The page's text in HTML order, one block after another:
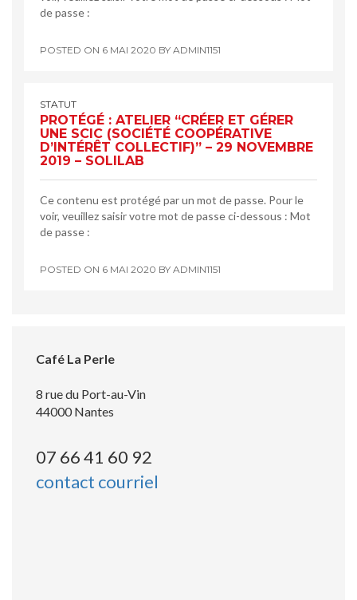
de passe :
POSTED ON 6 MAI 2020 BY ADMIN1151
STATUT
PROTÉGÉ : ATELIER “CRÉER ET GÉRER
UNE SCIC (SOCIÉTÉ COOPÉRATIVE
D’INTÉRÊT COLLECTIF)” – 29 NOVEMBRE
2019 – SOLILAB
Ce contenu est protégé par un mot de passe. Pour le
voir, veuillez saisir votre mot de passe ci-dessous : Mot
de passe :
POSTED ON 6 MAI 2020 BY ADMIN1151
Café La Perle
8 rue du Port-au-Vin
44000 Nantes
07 66 41 60 92
contact courriel